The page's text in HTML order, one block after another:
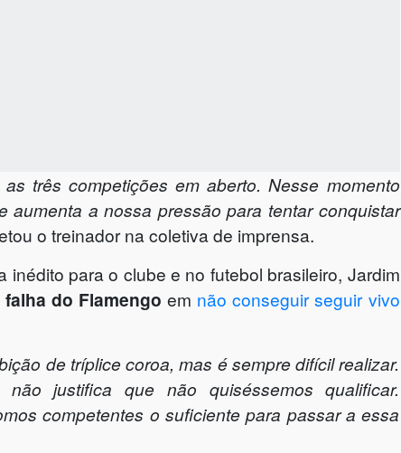
três competições em aberto. Nesse momento
aumenta a nossa pressão para tentar conquistar
o treinador na coletiva de imprensa.
para o clube e no futebol brasileiro, Jardim
do Flamengo em não conseguir seguir vivo
de tríplice coroa, mas é sempre difícil realizar.
justifica que não quiséssemos qualificar.
competentes o suficiente para passar a essa